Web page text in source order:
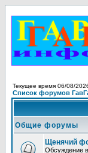
Текущее время 06/08/
Список форумов
Общие форумы
Щенячий
Обсуждение